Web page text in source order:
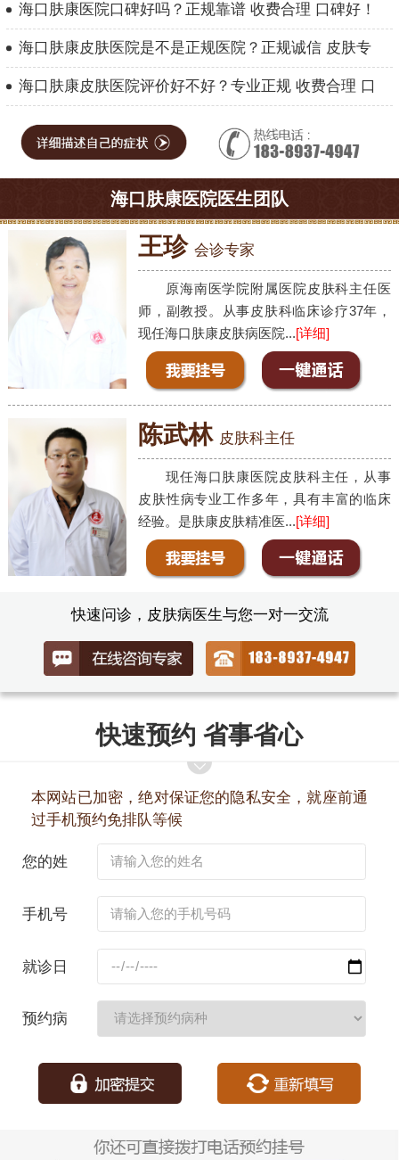
海口肤康医院口碑好吗？正规靠谱 收费合理 口碑好！
海口肤康皮肤医院是不是正规医院？正规诚信 皮肤专
海口肤康皮肤医院评价好不好？专业正规 收费合理 口
海口肤康医院医生团队
王珍 会诊专家
原海南医学院附属医院皮肤科主任医
师，副教授。从事皮肤科临床诊疗37年，
现任海口肤康皮肤病医院...[详细]
陈武林 皮肤科主任
现任海口肤康医院皮肤科主任，从事
皮肤性病专业工作多年，具有丰富的临床
经验。是肤康皮肤精准医...[详细]
快速问诊，皮肤病医生与您一对一交流
快速预约 省事省心
本网站已加密，绝对保证您的隐私安全，就座前通
过手机预约免排队等候
您的姓
手机号
就诊日
预约病